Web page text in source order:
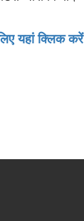
यहां क्लिक करें